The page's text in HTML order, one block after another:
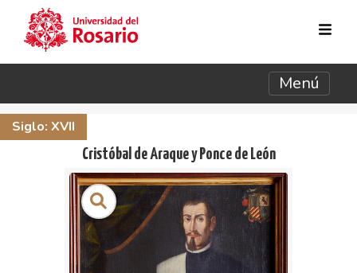
Menú
Siglo: XVII
Cristóbal de Araque y Ponce de León